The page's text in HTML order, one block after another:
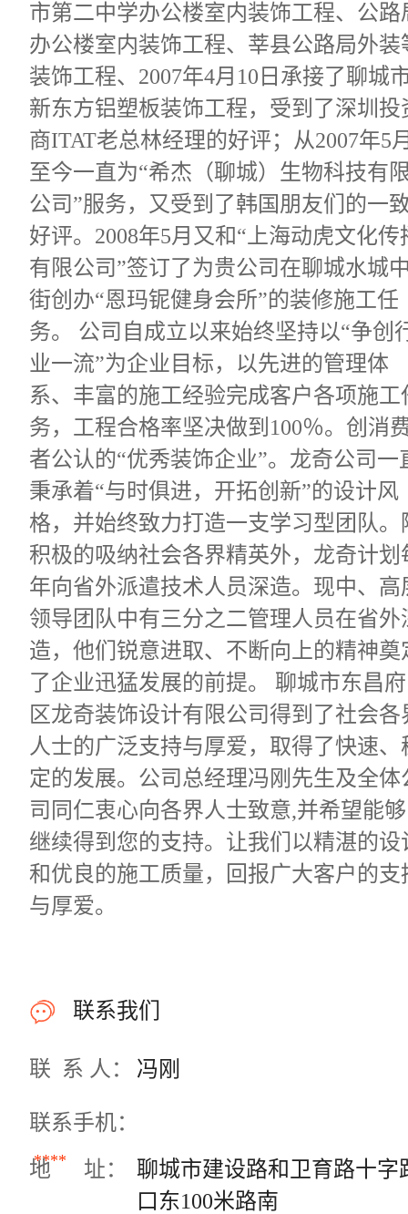
市第二中学办公楼室内装饰工程、公路
办公楼室内装饰工程、莘县公路局外装
装饰工程、2007年4月10日承接了聊城
新东方铝塑板装饰工程，受到了深圳投
商ITAT老总林经理的好评；从2007年5
至今一直为“希杰（聊城）生物科技有
公司”服务，又受到了韩国朋友们的一
好评。2008年5月又和“上海动虎文化传
有限公司”签订了为贵公司在聊城水城
街创办“恩玛铌健身会所”的装修施工任
务。 公司自成立以来始终坚持以“争创
业一流”为企业目标，以先进的管理体
系、丰富的施工经验完成客户各项施工
务，工程合格率坚决做到100％。创消
者公认的“优秀装饰企业”。龙奇公司一
秉承着“与时俱进，开拓创新”的设计风
格，并始终致力打造一支学习型团队。
积极的吸纳社会各界精英外，龙奇计划
年向省外派遣技术人员深造。现中、高
领导团队中有三分之二管理人员在省外
造，他们锐意进取、不断向上的精神奠
了企业迅猛发展的前提。 聊城市东昌府
区龙奇装饰设计有限公司得到了社会各
人士的广泛支持与厚爱，取得了快速、
定的发展。公司总经理冯刚先生及全体
司同仁衷心向各界人士致意,并希望能够
继续得到您的支持。让我们以精湛的设
和优良的施工质量，回报广大客户的支
与厚爱。
联系我们
联 系 人： 冯刚
联系手机：
****
地 址：
聊城市建设路和卫育路十字
口东100米路南